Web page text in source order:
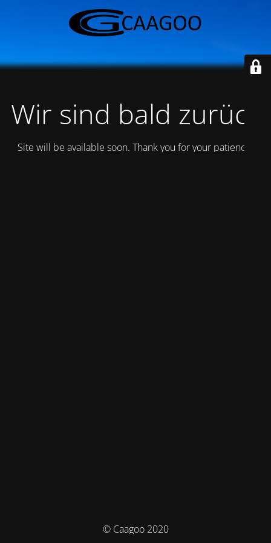
Wir sind bald zurück
Site will be available soon. Thank you for your patience!
© Caagoo 2020